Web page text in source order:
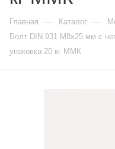
Главная — Каталог —
Болт DIN 931 М8х25 мм с
упаковка 20 кг ММК